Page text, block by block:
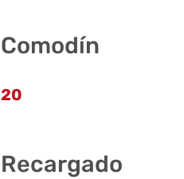
Comodín
20
Recargado